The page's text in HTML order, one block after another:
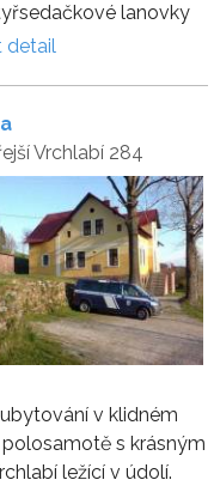
lanovky
detail
Vrchlabí 284
v klidném
s krásným
ležící v údolí.